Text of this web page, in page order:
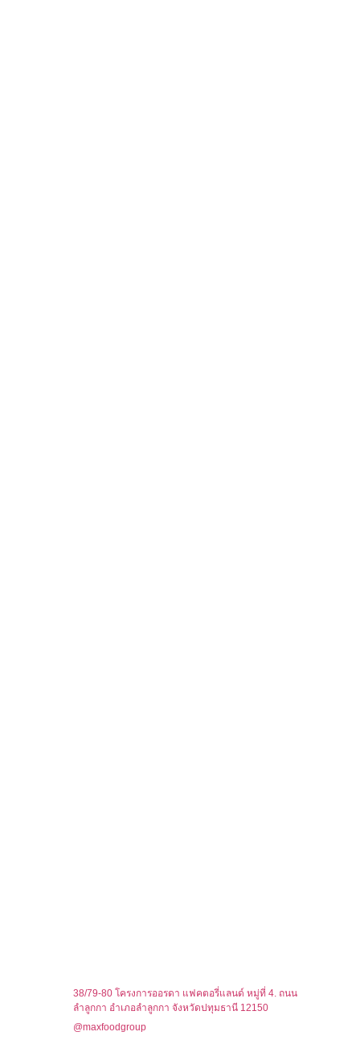
38/79-80 โครงการออรดา แฟคตอรี่แลนด์ หมู่ที่ 4. ถนน
ลำลูกกา อำเภอลำลูกกา จังหวัดปทุมธานี 12150
@maxfoodgroup